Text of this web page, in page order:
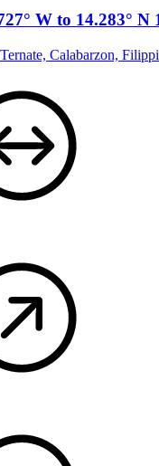
W to 14.283° N
Ternate, Calabarzon,